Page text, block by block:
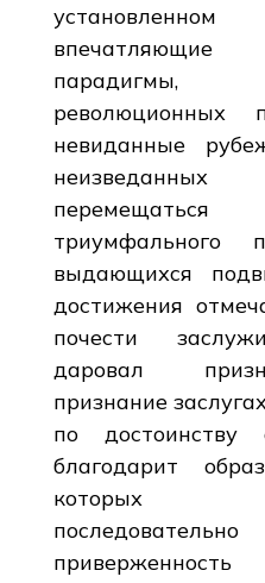
впечатляющие
парадигмы,
революционных
невиданные
триумфального
выдающихся
достижения
почести
даровал
признание
по достоинству
благодарит
которых